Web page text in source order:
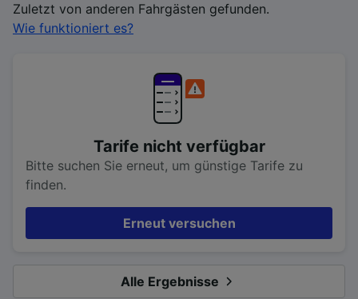
Zuletzt von anderen Fahrgästen gefunden.
Wie funktioniert es?
Tarife nicht verfügbar
Bitte suchen Sie erneut, um günstige Tarife zu
finden.
Erneut versuchen
Alle Ergebnisse